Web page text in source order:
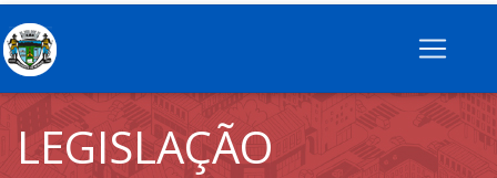
LEGISLAÇÃO